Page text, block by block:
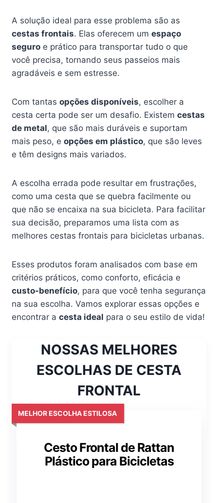
A solução ideal para esse problema são as
cestas frontais. Elas oferecem um espaço
seguro e prático para transportar tudo o que
você precisa, tornando seus passeios mais
agradáveis e sem estresse.
Com tantas opções disponíveis, escolher a
cesta certa pode ser um desafio. Existem cestas
de metal, que são mais duráveis e suportam
mais peso, e opções em plástico, que são leves
e têm designs mais variados.
A escolha errada pode resultar em frustrações,
como uma cesta que se quebra facilmente ou
que não se encaixa na sua bicicleta. Para facilitar
sua decisão, preparamos uma lista com as
melhores cestas frontais para bicicletas urbanas.
Esses produtos foram analisados com base em
critérios práticos, como conforto, eficácia e
custo-benefício, para que você tenha segurança
na sua escolha. Vamos explorar essas opções e
encontrar a cesta ideal para o seu estilo de vida!
NOSSAS MELHORES
ESCOLHAS DE CESTA
FRONTAL
Cesto Frontal de Rattan
Plástico para Bicicletas
MELHOR ESCOLHA ESTILOSA